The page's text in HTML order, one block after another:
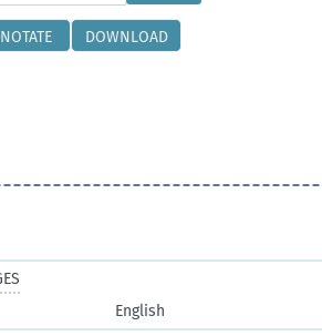
DOWNLOAD
English